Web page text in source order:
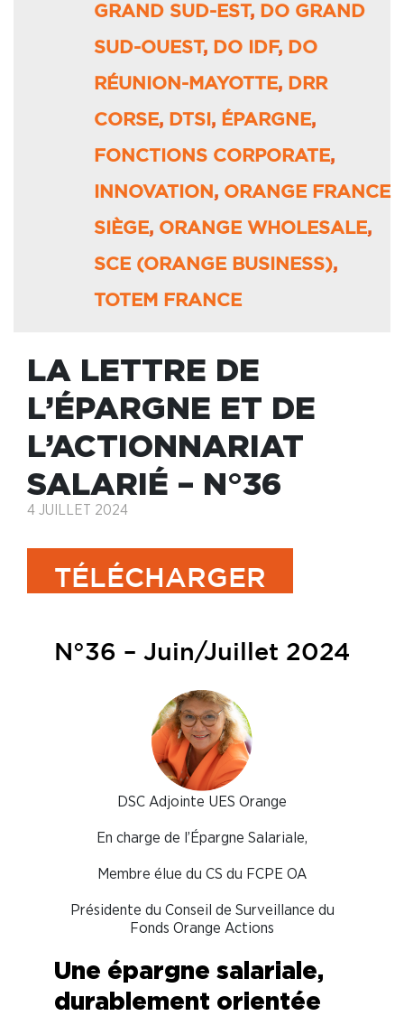
GRAND SUD-EST , DO GRAND
SUD-OUEST , DO IDF, DO
RÉUNION-MAYOTTE, DRR
CORSE, DTSI , ÉPARGNE,
FONCTIONS CORPORATE,
INNOVATION , ORANGE FRANCE
SIÈGE, ORANGE WHOLESALE,
SCE (ORANGE BUSINESS),
TOTEM FRANCE
LA LETTRE DE
L’ÉPARGNE ET DE
L’ACTIONNARIAT
SALARIÉ – N°36
4 JUILLET 2024
TÉLÉCHARGER
N°36 – Juin/Juillet 2024
DSC Adjointe UES Orange
En charge de l’Épargne Salariale,
Membre élue du CS du FCPE OA
Présidente du Conseil de Surveillance du
Fonds Orange Actions
Une épargne salariale,
durablement orientée